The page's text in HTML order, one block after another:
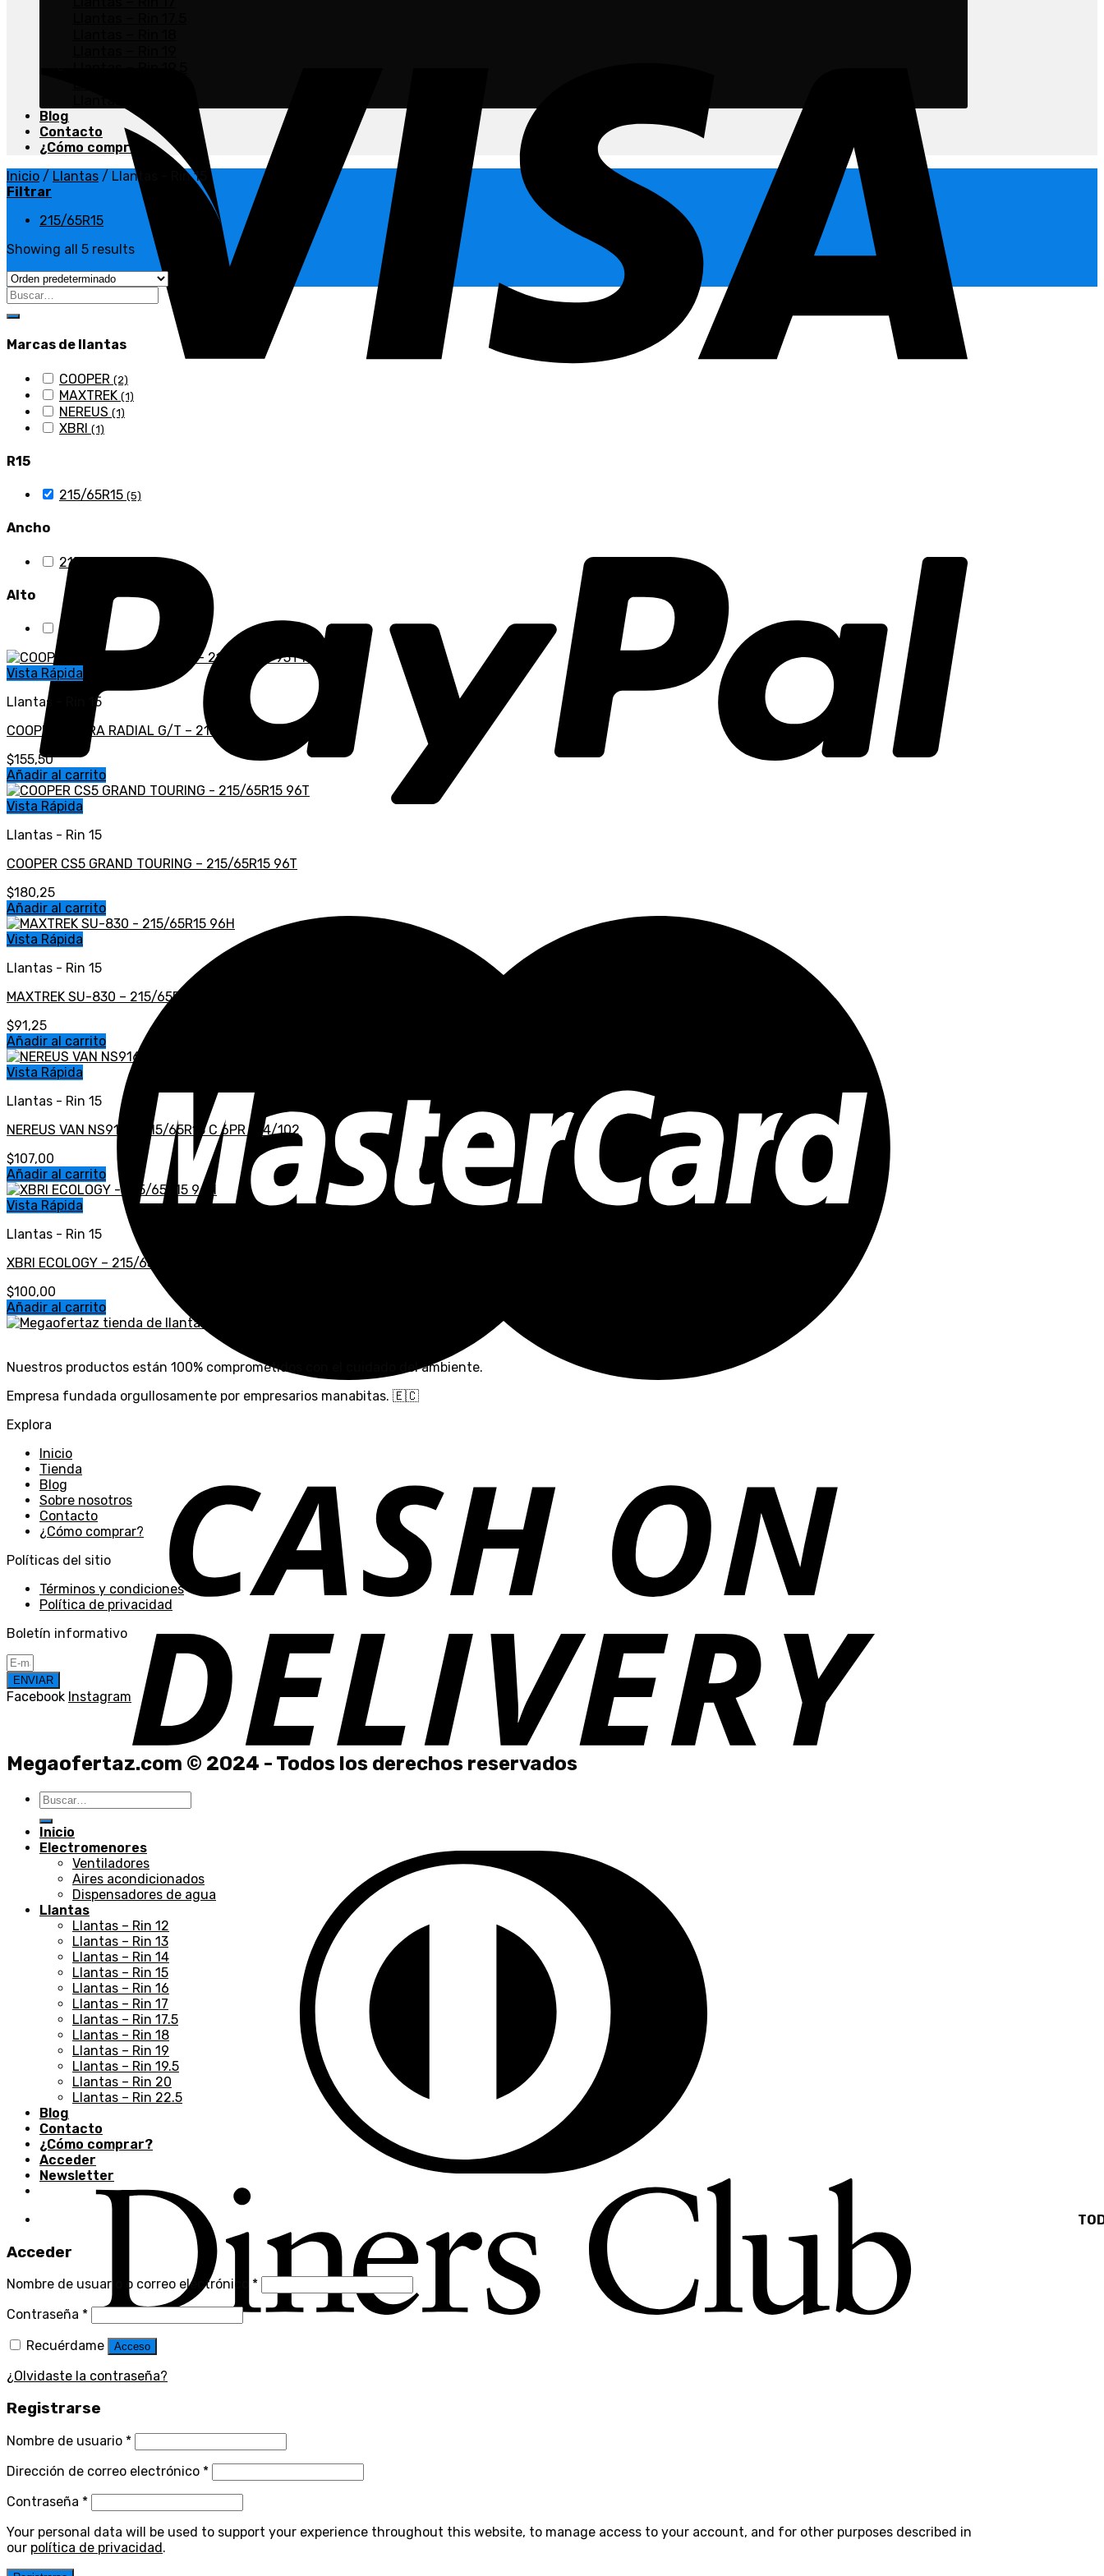
Blog
Contacto
¿Cómo comprar?
Inicio / Llantas / Llantas - Rin 15
Filtrar
215/65R15
Showing all 5 results
Buscar
por:
Marcas de llantas
COOPER (2)
MAXTREK (1)
NEREUS (1)
XBRI (1)
R15
215/65R15 (5)
Ancho
215
Alto
65
Vista Rápida
Llantas - Rin 15
COOPER COBRA RADIAL G/T – 215/65R15 95T RWL
$155,50
Añadir al carrito
Vista Rápida
Llantas - Rin 15
COOPER CS5 GRAND TOURING – 215/65R15 96T
$180,25
Añadir al carrito
Vista Rápida
Llantas - Rin 15
MAXTREK SU-830 – 215/65R15 96H
$91,25
Añadir al carrito
Vista Rápida
Llantas - Rin 15
NEREUS VAN NS916 – 215/65R15 C 6PR 104/102
$107,00
Añadir al carrito
Vista Rápida
Llantas - Rin 15
XBRI ECOLOGY – 215/65R15 96H
$100,00
Añadir al carrito
Nuestros productos están 100% comprometidos con el cuidado del ambiente.
Empresa fundada orgullosamente por empresarios manabitas. 🇪🇨
Explora
Inicio
Tienda
Blog
Sobre nosotros
Contacto
¿Cómo comprar?
Políticas del sitio
Términos y condiciones
Política de privacidad
Boletín informativo
ENVIAR
Facebook Instagram
Megaofertaz.com © 2024 - Todos los derechos reservados
Buscar
por:
Inicio
Electromenores
Ventiladores
Aires acondicionados
Dispensadores de agua
Llantas
Llantas – Rin 12
Llantas – Rin 13
Llantas – Rin 14
Llantas – Rin 15
Llantas – Rin 16
Llantas – Rin 17
Llantas – Rin 17.5
Llantas – Rin 18
Llantas – Rin 19
Llantas – Rin 19.5
Llantas – Rin 20
Llantas – Rin 22.5
Blog
Contacto
¿Cómo comprar?
Acceder
Newsletter
TODOS NUESTROS
Acceder
Nombre de usuario o correo electrónico *
Contraseña *
Recuérdame
Acceso
¿Olvidaste la contraseña?
Registrarse
Nombre de usuario *
Dirección de correo electrónico *
Contraseña *
Your personal data will be used to support your experience throughout this website, to manage access to your account, and for other purposes described in
our política de privacidad.